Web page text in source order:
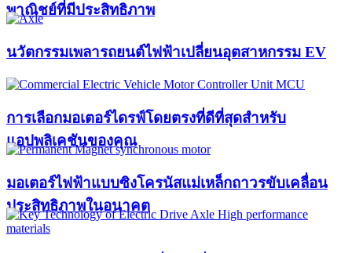
พาณิชย์ที่มีประสิทธิภาพ
นวัตกรรมเพลารถยนต์ไฟฟ้าเปลี่ยนอุตสาหกรรม EV
การเลือกมอเตอร์ไดรฟ์โดยตรงที่ดีที่สุดสำหรับ
แอปพลิเคชันของคุณ
มอเตอร์ไฟฟ้าแบบซิงโครนัสแม่เหล็กถาวรขับเคลื่อน
ประสิทธิภาพในอนาคต